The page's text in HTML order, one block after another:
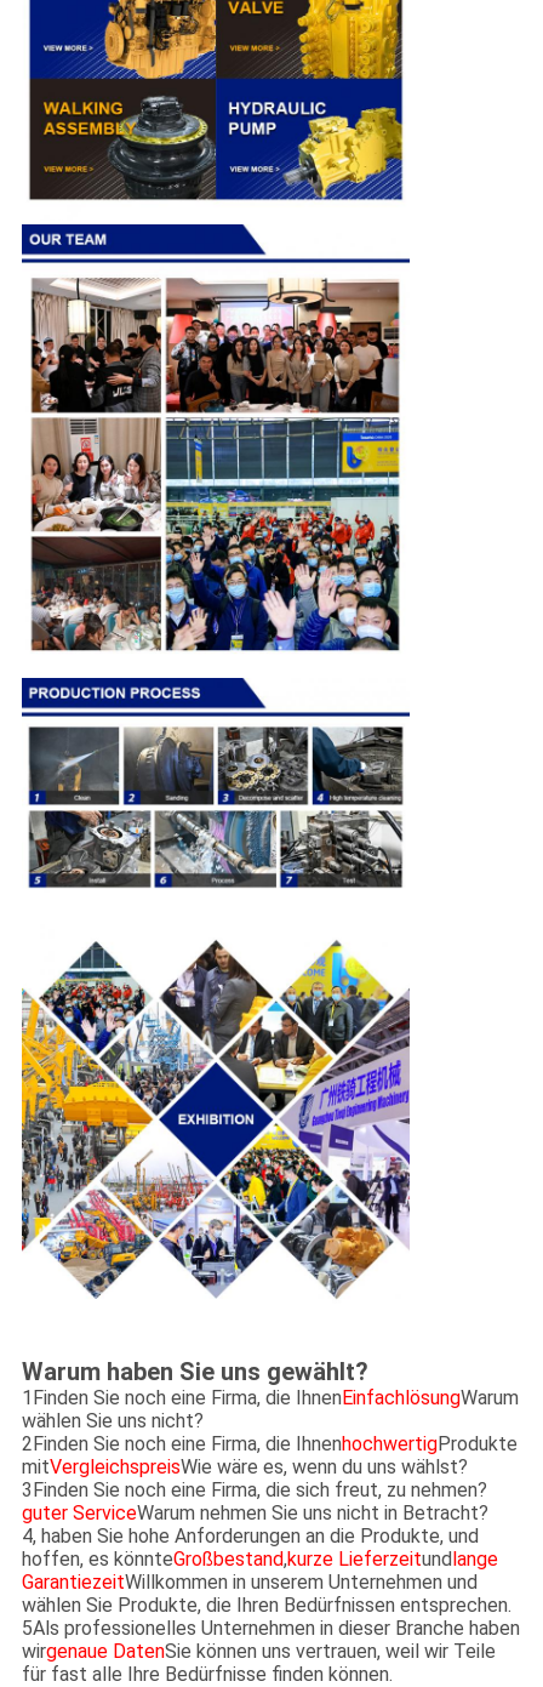
Warum haben Sie uns gewählt?
1Finden Sie noch eine Firma, die IhnenEinfachlösungWarum
wählen Sie uns nicht?
2Finden Sie noch eine Firma, die IhnenhochwertigProdukte
mitVergleichspreisWie wäre es, wenn du uns wählst?
3Finden Sie noch eine Firma, die sich freut, zu nehmen?
guter ServiceWarum nehmen Sie uns nicht in Betracht?
4, haben Sie hohe Anforderungen an die Produkte, und
hoffen, es könnteGroßbestand,kurze Lieferzeitundlange
GarantiezeitWillkommen in unserem Unternehmen und
wählen Sie Produkte, die Ihren Bedürfnissen entsprechen.
5Als professionelles Unternehmen in dieser Branche haben
wirgenaue DatenSie können uns vertrauen, weil wir Teile
für fast alle Ihre Bedürfnisse finden können.